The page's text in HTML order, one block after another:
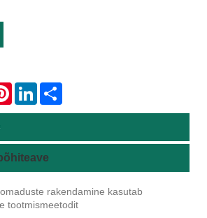
PinterestLinkedIn
rakendamine kasutab
tootmismeetodit